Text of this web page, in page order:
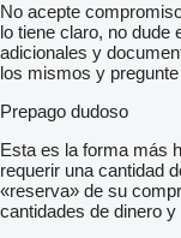
No acepte
lo tiene claro, no dude
adicionales y
los mismos y
Prepago dudoso
Esta es la forma más
requerir una cantidad
«reserva» de su
cantidades de dinero